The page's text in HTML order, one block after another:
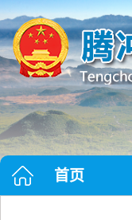
首页